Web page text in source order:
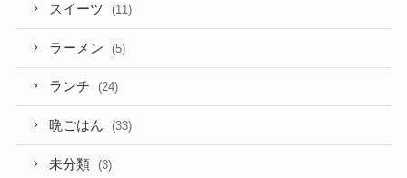
スイーツ (11)
ラーメン (5)
ランチ (24)
晩ごはん (33)
未分類 (3)